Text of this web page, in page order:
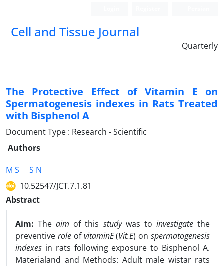
Cell and Tissue Journal
Quarterly
The Protective Effect of Vitamin E on
Spermatogenesis indexes in Rats Treated
with Bisphenol A
Document Type : Research - Scientific
Authors
M S
S N
10.52547/JCT.7.1.81
Abstract
Aim: Theaim of this studywas to investigatethe
preventive roleofvitaminE(Vit.E) on spermatogenesis
indexes in rats following exposure to Bisphenol A.
Materialand and Methods: Adult male wistar rats